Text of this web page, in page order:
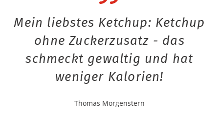
Mein liebstes Ketchup: Ketchup
ohne Zuckerzusatz - das
schmeckt gewaltig und hat
weniger Kalorien!
Thomas Morgenstern